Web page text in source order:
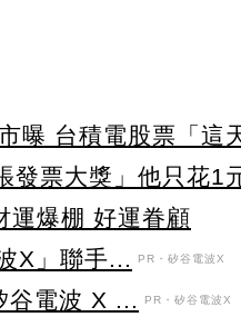
曝 台積電股票「這
發票大獎」他只花1
運爆棚 好運眷顧
X」聯手...
PR・矽谷電波X
谷電波 X ... PR・矽谷電波X